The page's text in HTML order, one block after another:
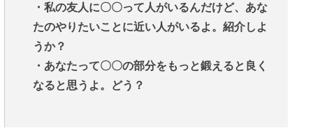
・私の友人に〇〇って人がいるんだけど、あな
たのやりたいことに近い人がいるよ。紹介しよ
うか？
・あなたって〇〇の部分をもっと鍛えると良く
なると思うよ。どう？